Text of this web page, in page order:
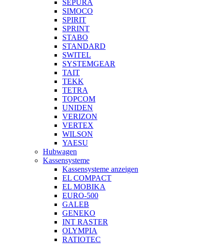
SEPURA
SIMOCO
SPIRIT
SPRINT
STABO
STANDARD
SWITEL
SYSTEMGEAR
TAIT
TEKK
TETRA
TOPCOM
UNIDEN
VERIZON
VERTEX
WILSON
YAESU
Hubwagen
Kassensysteme
Kassensysteme anzeigen
EL COMPACT
EL MOBIKA
EURO-500
GALEB
GENEKO
INT RASTER
OLYMPIA
RATIOTEC